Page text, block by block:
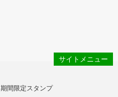
サイトメニュー
期間限定スタンプ